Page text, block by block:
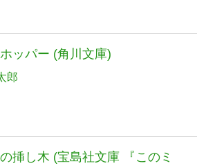
ッパー (角川文庫)
郎
挿し木 (宝島社文庫 『このミ